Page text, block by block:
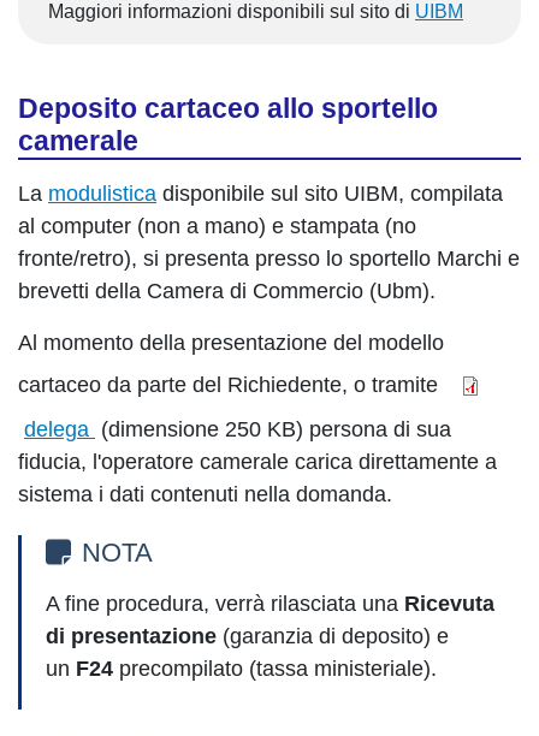
Maggiori informazioni disponibili sul sito di UIBM
Deposito cartaceo allo sportello
camerale
La modulistica disponibile sul sito UIBM, compilata
al computer (non a mano) e stampata (no
fronte/retro), si presenta presso lo sportello Marchi e
brevetti della Camera di Commercio (Ubm).
Al momento della presentazione del modello
cartaceo da parte del Richiedente, o tramite
delega (dimensione 250 KB) persona di sua
fiducia, l'operatore camerale carica direttamente a
sistema i dati contenuti nella domanda.
NOTA
A fine procedura, verrà rilasciata una Ricevuta
di presentazione (garanzia di deposito) e
un F24 precompilato (tassa ministeriale).